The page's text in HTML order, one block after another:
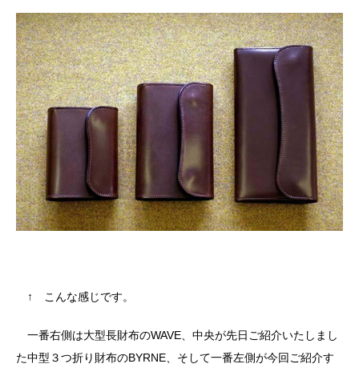
↑ こんな感じです。
一番右側は大型長財布のWAVE、中央が先日ご紹介いたしまし
た中型３つ折り財布のBYRNE、そして一番左側が今回ご紹介す